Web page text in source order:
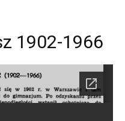
1902-1966